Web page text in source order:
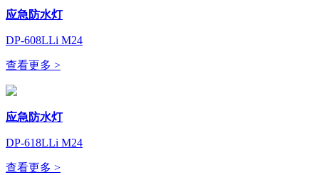
应急防水灯
DP-608LLi M24
查看更多 >
应急防水灯
DP-618LLi M24
查看更多 >